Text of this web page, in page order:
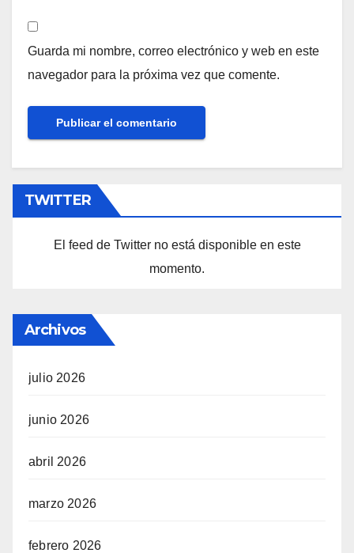
Guarda mi nombre, correo electrónico y web en este
navegador para la próxima vez que comente.
TWITTER
El feed de Twitter no está disponible en este
momento.
Archivos
julio 2026
junio 2026
abril 2026
marzo 2026
febrero 2026